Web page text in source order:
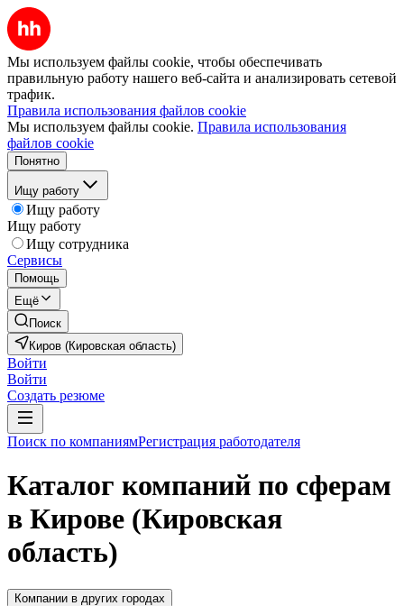
Мы используем файлы cookie, чтобы обеспечивать
правильную работу нашего веб-сайта и анализировать сетевой
трафик.
Правила использования файлов cookie
Мы используем файлы cookie. Правила использования
файлов cookie
Понятно
Ищу работу
Ищу работу
Ищу работу
Ищу сотрудника
Сервисы
Помощь
Ещё
Поиск
Киров (Кировская область)
Войти
Войти
Создать резюме
Поиск по компаниямРегистрация работодателя
Каталог компаний по сферам
в Кирове (Кировская
область)
Компании в других городах